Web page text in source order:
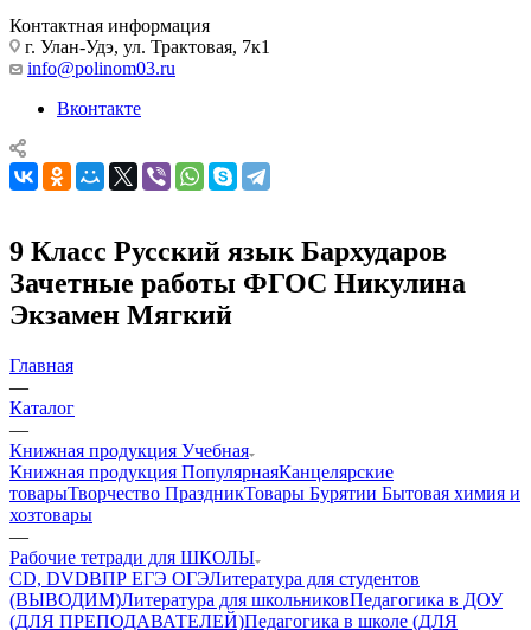
Контактная информация
г. Улан-Удэ, ул. Трактовая, 7к1
info@polinom03.ru
Вконтакте
9 Класс Русский язык Бархударов
Зачетные работы ФГОС Никулина
Экзамен Мягкий
Главная
—
Каталог
—
Книжная продукция Учебная
Книжная продукция ПопулярнаяКанцелярские
товарыТворчество ПраздникТовары Бурятии Бытовая химия и
хозтовары
—
Рабочие тетради для ШКОЛЫ
CD, DVDВПР ЕГЭ ОГЭЛитература для студентов
(ВЫВОДИМ)Литература для школьниковПедагогика в ДОУ
(ДЛЯ ПРЕПОДАВАТЕЛЕЙ)Педагогика в школе (ДЛЯ